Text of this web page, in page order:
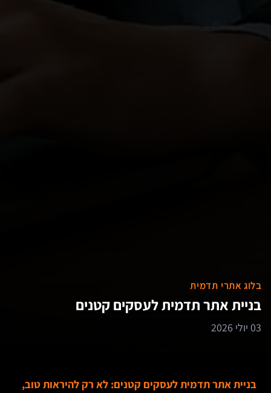
בלוג אתרי תדמית
בניית אתר תדמית לעסקים קטנים
03 יולי 2026
בניית אתר תדמית לעסקים קטנים: לא רק להיראות טוב,